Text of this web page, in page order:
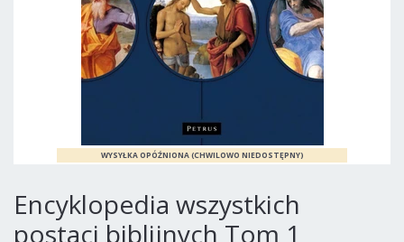
Encyklopedia wszystkich
postaci biblijnych Tom 1